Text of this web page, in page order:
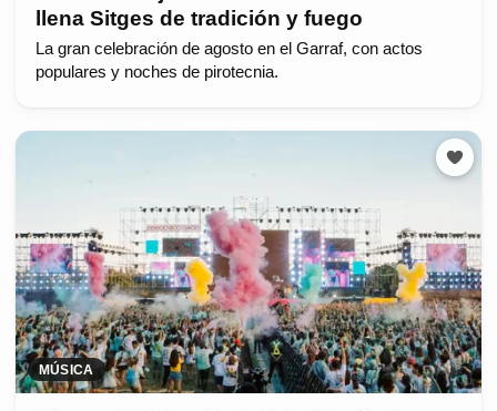
llena Sitges de tradición y fuego
La gran celebración de agosto en el Garraf, con actos
populares y noches de pirotecnia.
MÚSICA